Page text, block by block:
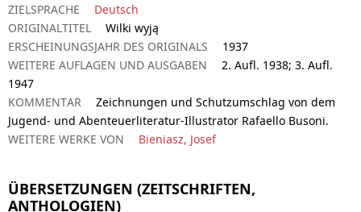
ZIELSPRACHE
Deutsch
ORIGINALTITEL
Wilki wyją
ERSCHEINUNGSJAHR DES ORIGINALS
1937
WEITERE AUFLAGEN UND AUSGABEN
2. Aufl. 1938; 3. Aufl.
1947
KOMMENTAR
Zeichnungen und Schutzumschlag von dem
Jugend- und Abenteuerliteratur-Illustrator Rafaello Busoni.
WEITERE WERKE VON
Bieniasz, Josef
ÜBERSETZUNGEN (ZEITSCHRIFTEN,
ANTHOLOGIEN)